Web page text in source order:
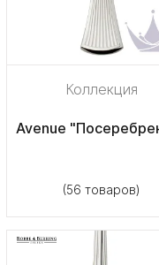
Коллекция
Avenue
(56 товаров)